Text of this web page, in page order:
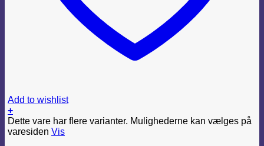
Add to wishlist
+
Dette vare har flere varianter. Mulighederne kan vælges på
varesiden Vis